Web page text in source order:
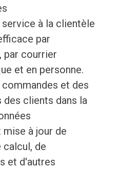
service à la clientèle
par
par courrier
et en personne.
et des
des clients dans la
mise à jour de
de
et d'autres